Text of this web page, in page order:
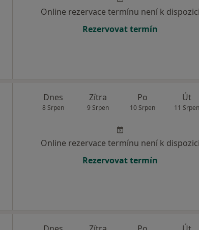
Online rezervace termínu není k dispozici
Rezervovat termín
Dnes
8 Srpen
Zítra
9 Srpen
Po
10 Srpen
Út
11 Srpen
Online rezervace termínu není k dispozici
Rezervovat termín